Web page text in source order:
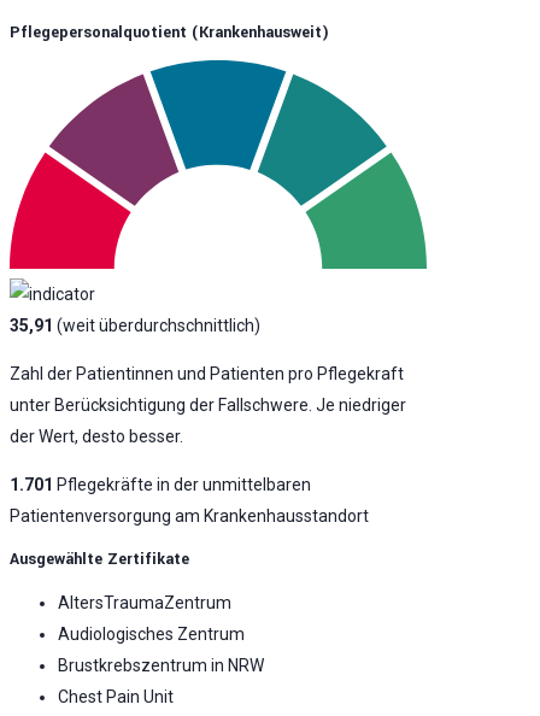
Pflegepersonalquotient (krankenhausweit)
35,91 (weit überdurchschnittlich)
Zahl der Patientinnen und Patienten pro Pflegekraft
unter Berücksichtigung der Fallschwere. Je niedriger
der Wert, desto besser.
1.701 Pflegekräfte in der unmittelbaren
Patientenversorgung am Krankenhausstandort
Ausgewählte Zertifikate
AltersTraumaZentrum
Audiologisches Zentrum
Brustkrebszentrum in NRW
Chest Pain Unit